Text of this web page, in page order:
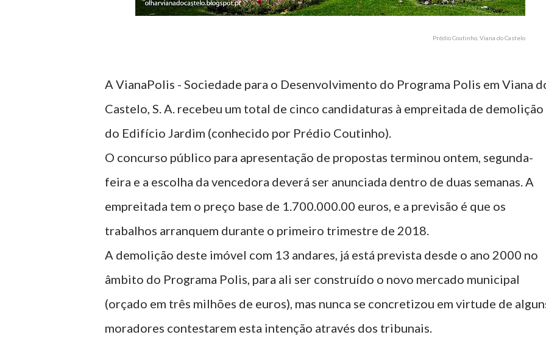
Prédio Coutinho, Viana do Castelo
A VianaPolis - Sociedade para o Desenvolvimento do Programa Polis em Viana
Castelo, S. A. recebeu um total de cinco candidaturas à empreitada de demolição
do Edifício Jardim (conhecido por Prédio Coutinho).
O concurso público para apresentação de propostas terminou ontem, segunda-
feira e a escolha da vencedora deverá ser anunciada dentro de duas semanas. A
empreitada tem o preço base de 1.700.000.00 euros, e a previsão é que os
trabalhos arranquem durante o primeiro trimestre de 2018.
A demolição deste imóvel com 13 andares, já está prevista desde o ano 2000 no
âmbito do Programa Polis, para ali ser construído o novo mercado municipal
(orçado em três milhões de euros), mas nunca se concretizou em virtude de
moradores contestarem esta intenção através dos tribunais.